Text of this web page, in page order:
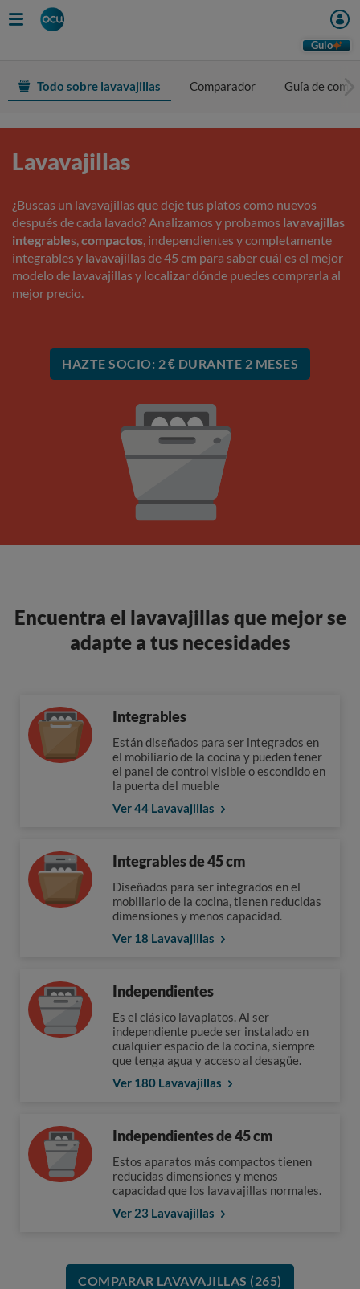
Guio
Todo sobre lavavajillas Comparador Guía de
Lavavajillas
¿Buscas un lavavajillas que deje tus platos como nuevos
después de cada lavado? Analizamos y probamos lavavajillas
integrables,compactos, independientes y completamente
integrables y lavavajillas de 45 cm para saber cuál es el mejor
modelo de lavavajillas y localizar dónde puedes comprarla al
mejor precio.
HAZTE SOCIO: 2 € DURANTE 2 MESES
Encuentra el lavavajillas que mejor se
adapte a tus necesidades
Integrables
Están diseñados para ser integrados en
el mobiliario de la cocina y pueden tener
el panel de control visible o escondido en
la puerta del mueble
Ver 44 Lavavajillas
Integrables de 45 cm
Diseñados para ser integrados en el
mobiliario de la cocina, tienen reducidas
dimensiones y menos capacidad.
Ver 18 Lavavajillas
Independientes
Es el clásico lavaplatos. Al ser
independiente puede ser instalado en
cualquier espacio de la cocina, siempre
que tenga agua y acceso al desagüe.
Ver 180 Lavavajillas
Independientes de 45 cm
Estos aparatos más compactos tienen
reducidas dimensiones y menos
capacidad que los lavavajillas normales.
Ver 23 Lavavajillas
COMPARAR LAVAVAJILLAS (265)